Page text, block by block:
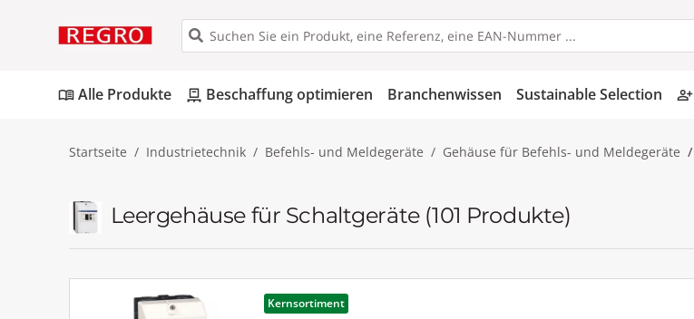
menu_bookAlle Produkte pallet Beschaffung optimieren Branchenwissen Sustainable Selection person_add_alt
Startseite Industrietechnik Befehls- und Meldegeräte Gehäuse für Befehls- und Meldegeräte
Leergehäuse für Schaltgeräte (101 Produkte)
Kernsortiment